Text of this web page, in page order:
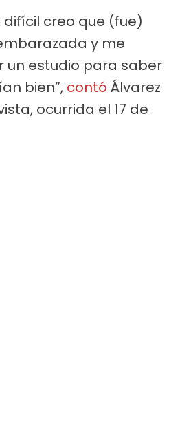
difícil creo que (fue)
y me
un estudio para saber
bien”, contó Álvarez
ocurrida el 17 de